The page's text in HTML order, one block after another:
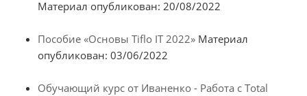
Материал опубликован: 20/08/2022
Пособие «Основы Tiflo IT 2022» Материал
опубликован: 03/06/2022
Обучающий курс от Иваненко - Работа с Total